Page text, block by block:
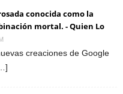
conocida como la
mortal. - Quien Lo
creaciones de Google